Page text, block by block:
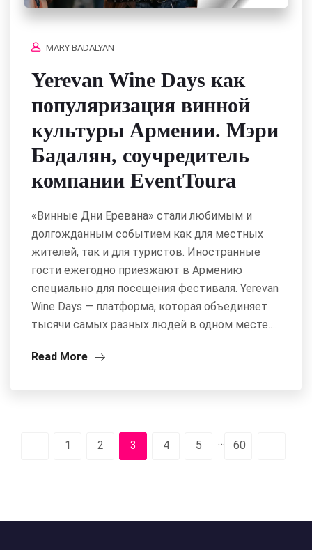
MARY BADALYAN
Yerevan Wine Days как
популяризация винной
культуры Армении. Мэри
Бадалян, соучредитель
компании EventToura
«Винные Дни Еревана» стали любимым и
долгожданным событием как для местных
жителей, так и для туристов. Иностранные
гости ежегодно приезжают в Армению
специально для посещения фестиваля. Yerevan
Wine Days — платформа, которая объединяет
тысячи самых разных людей в одном месте.…
Read More
1 2 3 4 5 60